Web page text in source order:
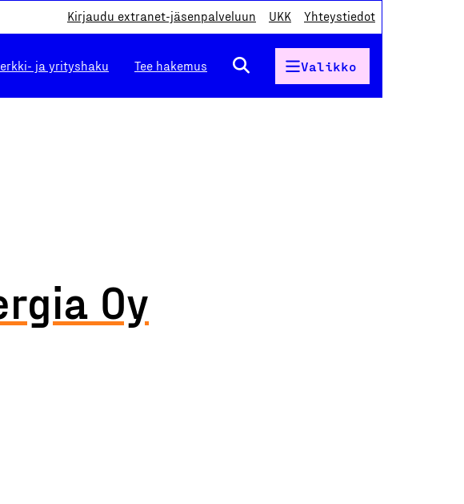
Kirjaudu extranet-jäsenpalveluun UKK Yhteystiedot
ja yrityshaku Tee hakemus Valikko
Oy